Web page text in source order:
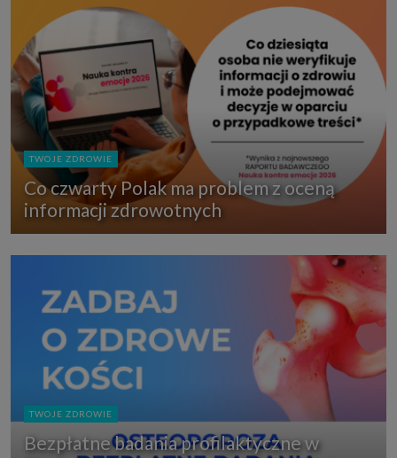
TWOJE ZDROWIE
Co czwarty Polak ma problem z oceną
informacji zdrowotnych
TWOJE ZDROWIE
Bezpłatne badania profilaktyczne w